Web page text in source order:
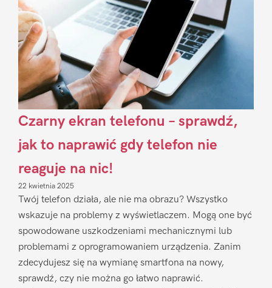
Czarny ekran telefonu – sprawdź,
jak to naprawić gdy telefon nie
reaguje na nic!
22 kwietnia 2025
Twój telefon działa, ale nie ma obrazu? Wszystko
wskazuje na problemy z wyświetlaczem. Mogą one być
spowodowane uszkodzeniami mechanicznymi lub
problemami z oprogramowaniem urządzenia. Zanim
zdecydujesz się na wymianę smartfona na nowy,
sprawdź, czy nie można go łatwo naprawić.